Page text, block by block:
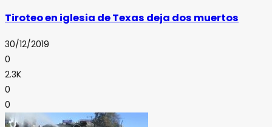
Tiroteo en iglesia de Texas deja dos muertos
30/12/2019
0
2.3K
0
0